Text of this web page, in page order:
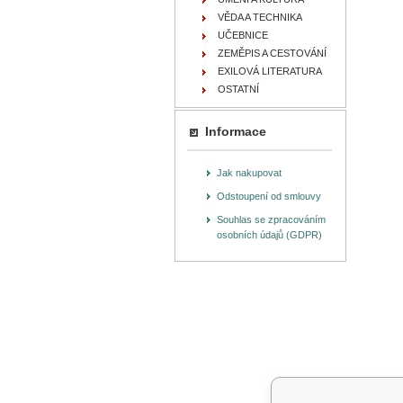
VĚDA A TECHNIKA
UČEBNICE
ZEMĚPIS A CESTOVÁNÍ
EXILOVÁ LITERATURA
OSTATNÍ
Informace
Jak nakupovat
Odstoupení od smlouvy
Souhlas se zpracováním
osobních údajů (GDPR)